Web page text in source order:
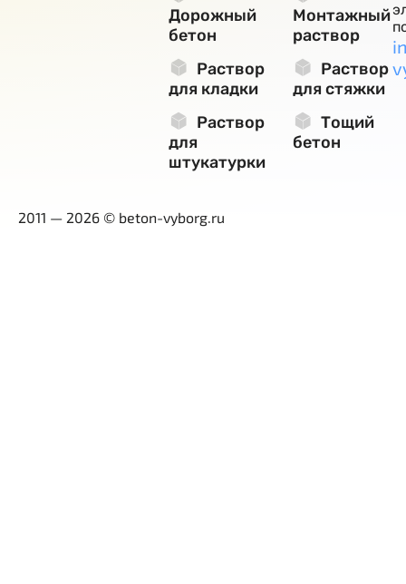
Дорожный
бетон
Монтажный
раствор
Раствор
для кладки
Раствор
для стяжки
Раствор
для
штукатурки
Тощий
бетон
2011 — 2026 © beton-vyborg.ru